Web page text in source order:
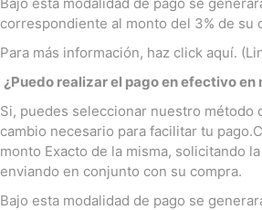
correspondiente al monto del 3% de su
Para más información, haz click aquí.
¿Puedo realizar el pago en efectivo
Si, puedes seleccionar nuestro método
cambio necesario para facilitar tu
monto Exacto de la misma, solicitando
enviando en conjunto con su compra.
Bajo esta modalidad de pago se